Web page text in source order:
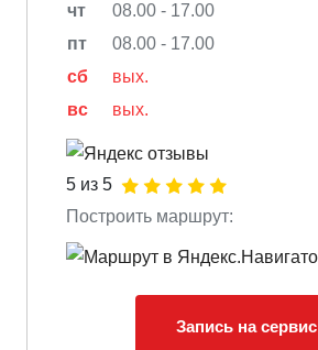
чт
08.00 - 17.00
пт
08.00 - 17.00
сб
вых.
вс
вых.
5 из 5
Построить маршрут:
Запись на сервис